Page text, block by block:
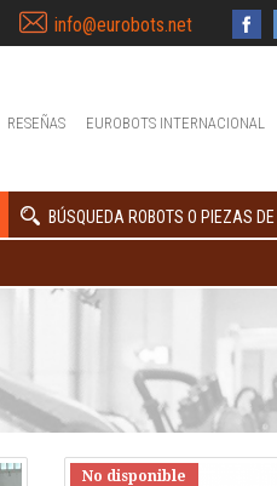
info@eurobots.net
RESEÑAS EUROBOTS INTERNACIONAL
BÚSQUEDA ROBOTS O PIEZAS
No disponible